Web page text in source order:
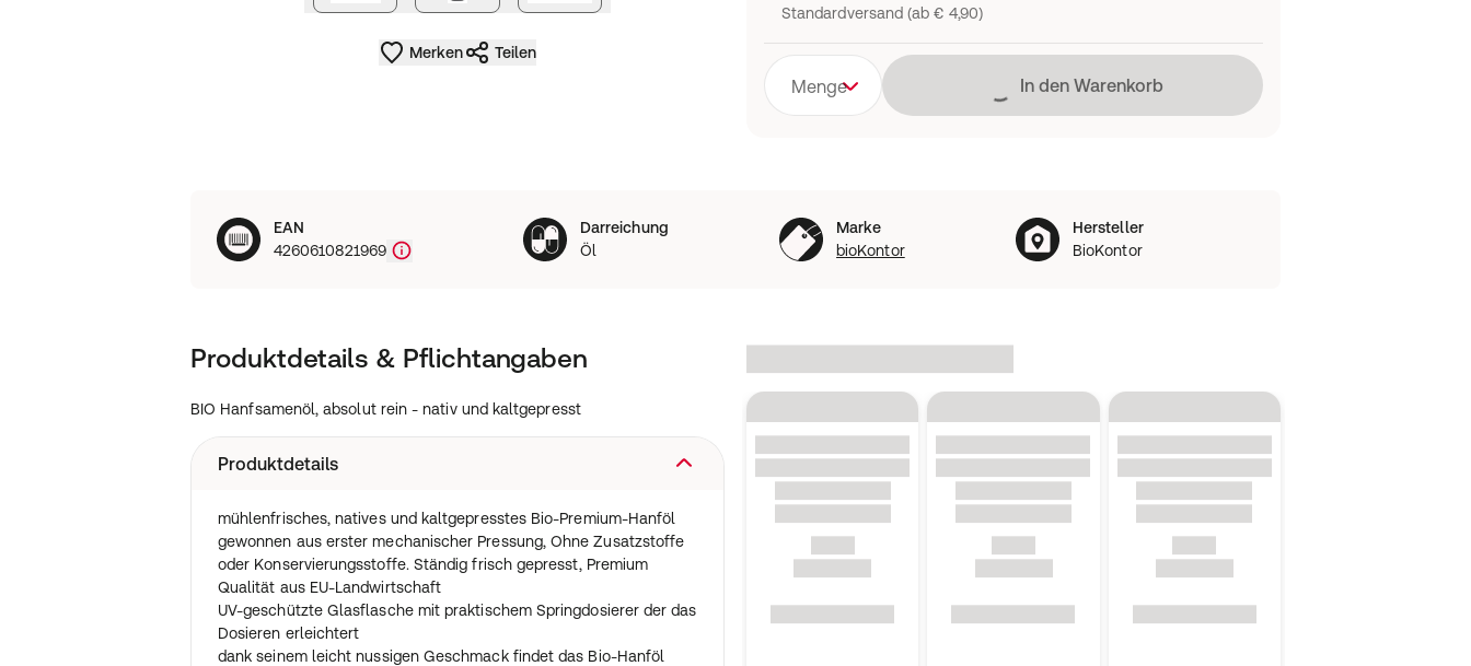
Merken Teilen
Standardversand (ab € 4,90)
Menge Lädt
In den Warenkorb
EAN
4260610821969
Darreichung
Öl
Marke
bioKontor
Hersteller
BioKontor
Produktdetails & Pflichtangaben
BIO Hanfsamenöl, absolut rein - nativ und kaltgepresst
Produktdetails
mühlenfrisches, natives und kaltgepresstes Bio-Premium-Hanföl
gewonnen aus erster mechanischer Pressung, Ohne Zusatzstoffe
oder Konservierungsstoffe. Ständig frisch gepresst, Premium
Qualität aus EU-Landwirtschaft
UV-geschützte Glasflasche mit praktischem Springdosierer der das
Dosieren erleichtert
dank seinem leicht nussigen Geschmack findet das Bio-Hanföl